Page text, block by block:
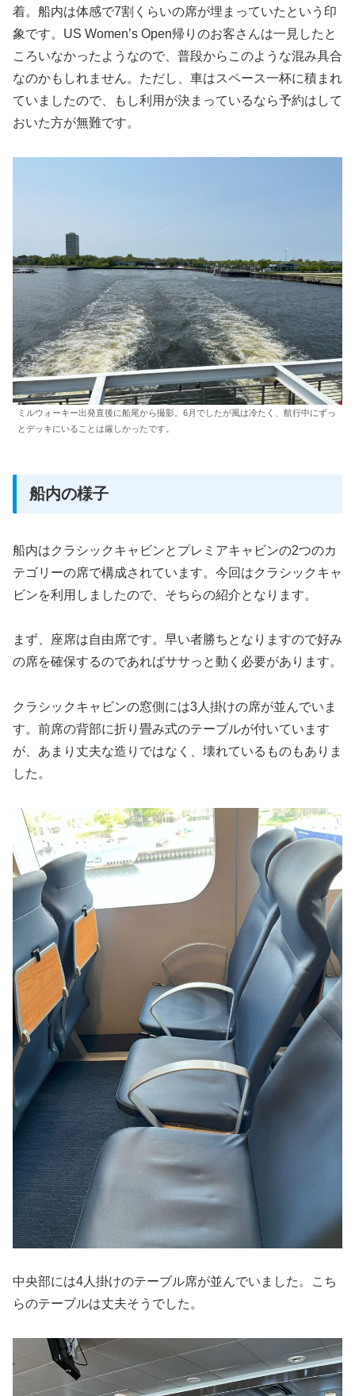
着。船内は体感で7割くらいの席が埋まっていたという印
象です。US Women’s Open帰りのお客さんは一見したと
ころいなかったようなので、普段からこのような混み具合
なのかもしれません。ただし、車はスペース一杯に積まれ
ていましたので、もし利用が決まっているなら予約はして
おいた方が無難です。
ミルウォーキー出発直後に船尾から撮影。6月でしたが風は冷たく、航行中にずっ
とデッキにいることは厳しかったです。
船内の様子
船内はクラシックキャビンとプレミアキャビンの2つのカ
テゴリーの席で構成されています。今回はクラシックキャ
ビンを利用しましたので、そちらの紹介となります。
まず、座席は自由席です。早い者勝ちとなりますので好み
の席を確保するのであればササっと動く必要があります。
クラシックキャビンの窓側には3人掛けの席が並んでいま
す。前席の背部に折り畳み式のテーブルが付いています
が、あまり丈夫な造りではなく、壊れているものもありま
した。
中央部には4人掛けのテーブル席が並んでいました。こち
らのテーブルは丈夫そうでした。